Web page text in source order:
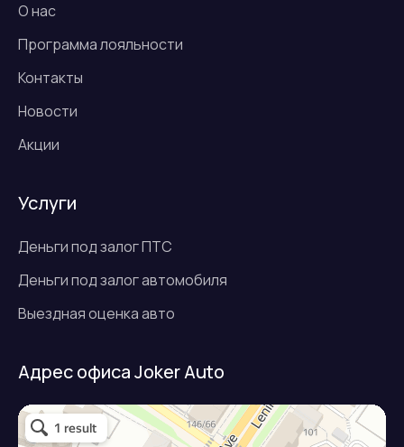
О нас
Программа лояльности
Контакты
Новости
Акции
Услуги
Деньги под залог ПТС
Деньги под залог автомобиля
Выездная оценка авто
Адрес офиса Joker Auto
Джокер авто
Займ под залог авто в Подольске
Микрофинансовая организация в Подольске